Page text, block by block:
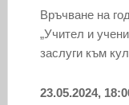
Връчване на
„Учител и
заслуги към
23.05.2024,